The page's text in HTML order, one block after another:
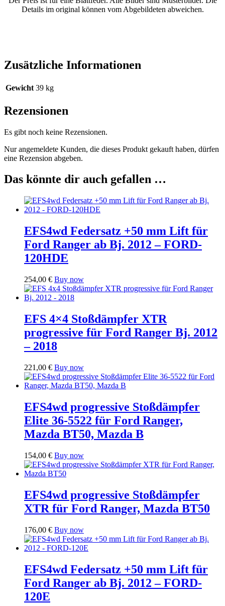
Details im original können vom Abgebildeten abweichen.
Zusätzliche Informationen
Gewicht 39 kg
Rezensionen
Es gibt noch keine Rezensionen.
Nur angemeldete Kunden, die dieses Produkt gekauft haben, dürfen
eine Rezension abgeben.
Das könnte dir auch gefallen …
EFS4wd Federsatz +50 mm Lift für
Ford Ranger ab Bj. 2012 – FORD-
120HDE
254,00 € Buy now
EFS 4×4 Stoßdämpfer XTR
progressive für Ford Ranger Bj. 2012
– 2018
221,00 € Buy now
EFS4wd progressive Stoßdämpfer
Elite 36-5522 für Ford Ranger,
Mazda BT50, Mazda B
154,00 € Buy now
EFS4wd progressive Stoßdämpfer
XTR für Ford Ranger, Mazda BT50
176,00 € Buy now
EFS4wd Federsatz +50 mm Lift für
Ford Ranger ab Bj. 2012 – FORD-
120E